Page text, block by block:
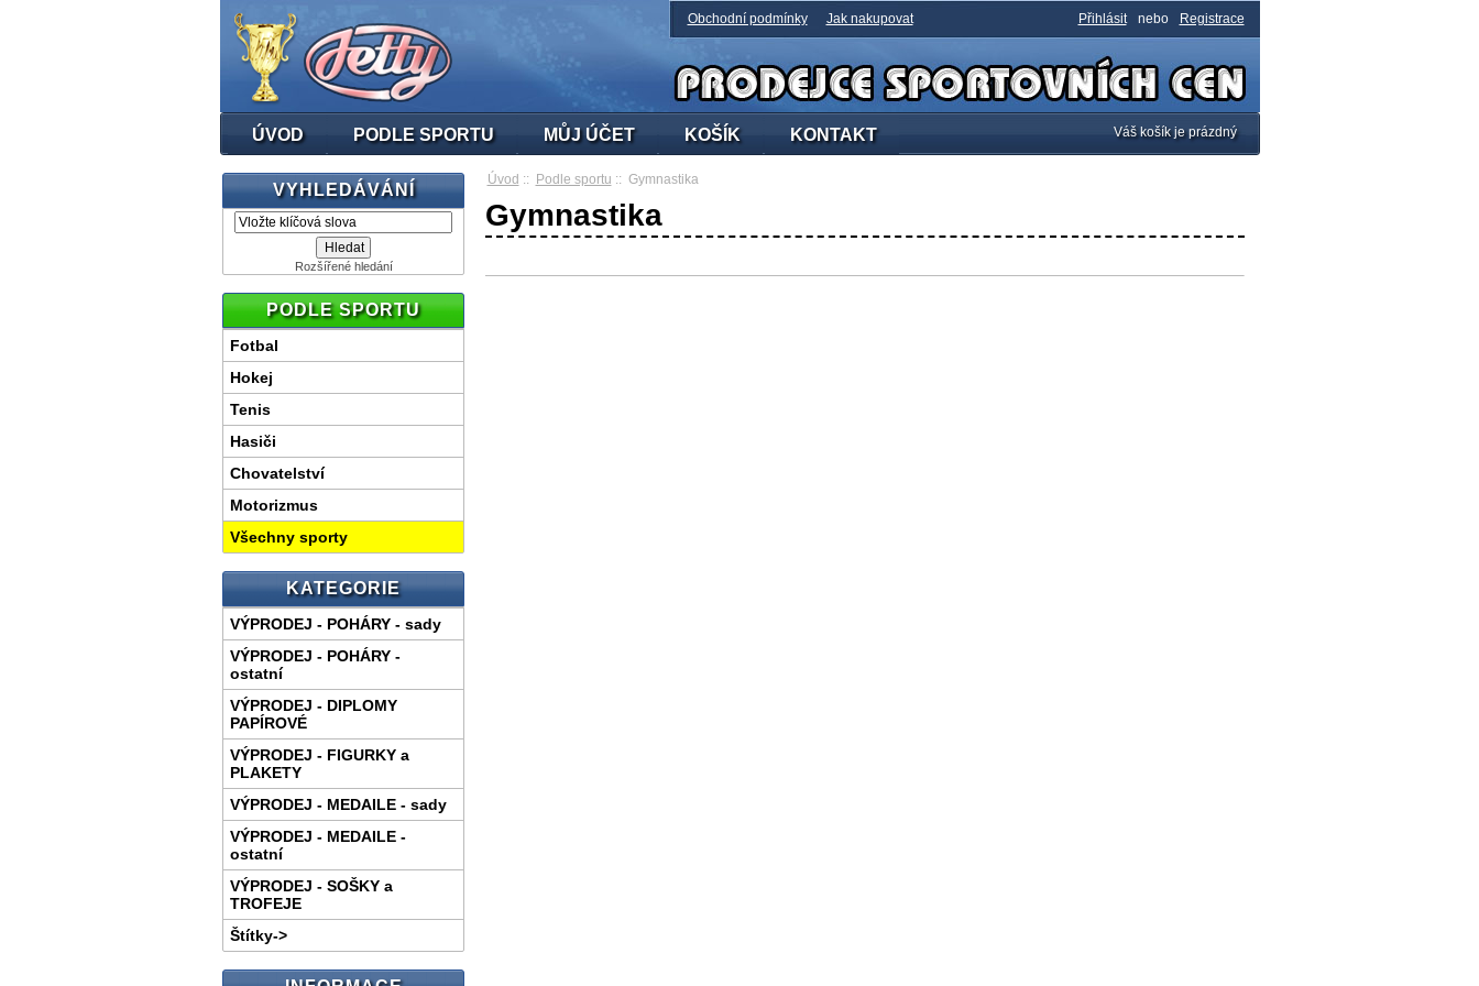
Obchodní podmínky Jak nakupovat Přihlásit nebo Registrace
ÚVOD PODLE SPORTU MŮJ ÚČET KOŠÍK KONTAKT Váš košík je prázdný
VYHLEDÁVÁNÍ
Rozšířené hledání
PODLE SPORTU
Fotbal
Hokej
Tenis
Hasiči
Chovatelství
Motorizmus
Všechny sporty
KATEGORIE
VÝPRODEJ - POHÁRY - sady
VÝPRODEJ - POHÁRY -
ostatní
VÝPRODEJ - DIPLOMY
PAPÍROVÉ
VÝPRODEJ - FIGURKY a
PLAKETY
VÝPRODEJ - MEDAILE - sady
VÝPRODEJ - MEDAILE -
ostatní
VÝPRODEJ - SOŠKY a
TROFEJE
Štítky->
Úvod :: Podle sportu :: Gymnastika
Gymnastika